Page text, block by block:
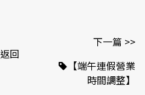
返回
下一篇 >>
【端午連假營業
時間調整】